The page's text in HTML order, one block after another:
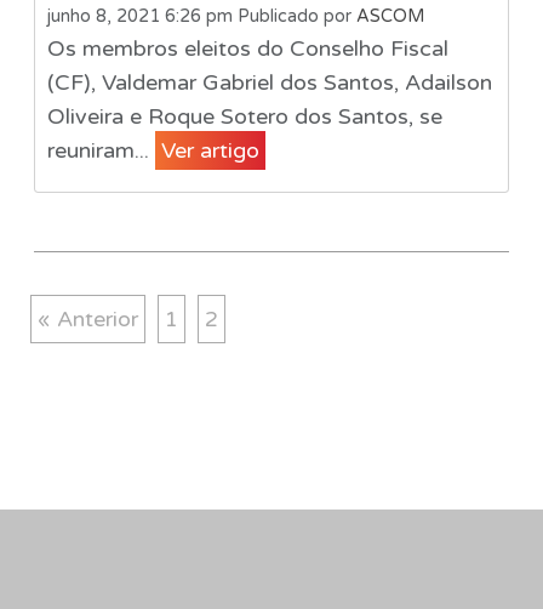
junho 8, 2021 6:26 pm Publicado por ASCOM
Os membros eleitos do Conselho Fiscal
(CF), Valdemar Gabriel dos Santos, Adailson
Oliveira e Roque Sotero dos Santos, se
reuniram... Ver artigo
« Anterior 1 2